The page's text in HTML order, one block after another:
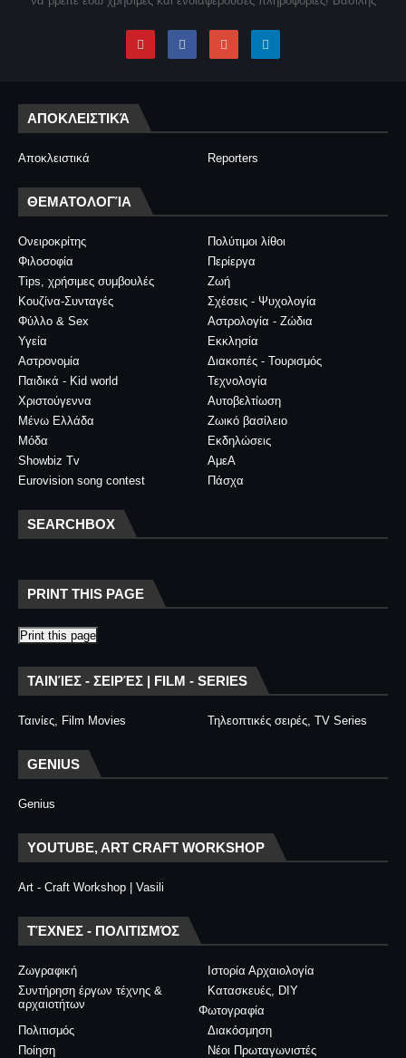
ΑΠΟΚΛΕΙΣΤΙΚΆ
Αποκλειστικά Reporters
ΘΕΜΑΤΟΛΟΓΊΑ
Ονειροκρίτης
Πολύτιμοι λίθοι
Φιλοσοφία
Περίεργα
Tips, χρήσιμες συμβουλές
Ζωή
Κουζίνα-Συνταγές
Σχέσεις - Ψυχολογία
Φύλλο & Sex
Αστρολογία - Ζώδια
Υγεία
Εκκλησία
Αστρονομία
Διακοπές - Τουρισμός
Παιδικά - Kid world
Τεχνολογία
Χριστούγεννα
Αυτοβελτίωση
Μένω Ελλάδα
Ζωικό βασίλειο
Μόδα
Εκδηλώσεις
Showbiz Tv
ΑμεΑ
Eurovision song contest
Πάσχα
SEARCHBOX
PRINT THIS PAGE
Print this page
ΤΑΙΝΊΕΣ - ΣΕΙΡΈΣ | FILM - SERIES
Ταινίες, Film Movies Τηλεοπτικές σειρές, TV Series
GENIUS
Genius
YOUTUBE, ART CRAFT WORKSHOP
Art - Craft Workshop | Vasili
ΤΈΧΝΕΣ - ΠΟΛΙΤΙΣΜΌΣ
Ζωγραφική
Ιστορία Αρχαιολογία
Συντήρηση έργων τέχνης &
αρχαιοτήτων
Κατασκευές, DIY
Φωτογραφία
Διακόσμηση
Πολιτισμός
Νέοι Πρωταγωνιστές
Ποίηση